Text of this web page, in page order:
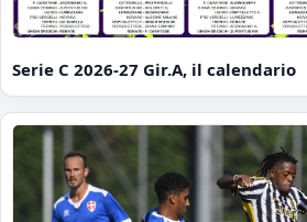
Serie C 2026-27 Gir.A, il calendario